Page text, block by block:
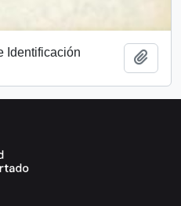
Identificación